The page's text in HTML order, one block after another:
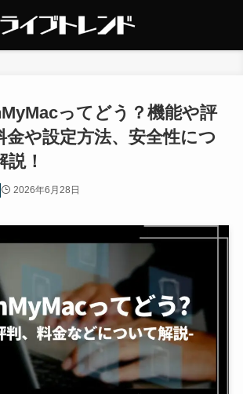
ってどう？機能や評
金や設定方法、安全性につ
説！
2026年6月28日